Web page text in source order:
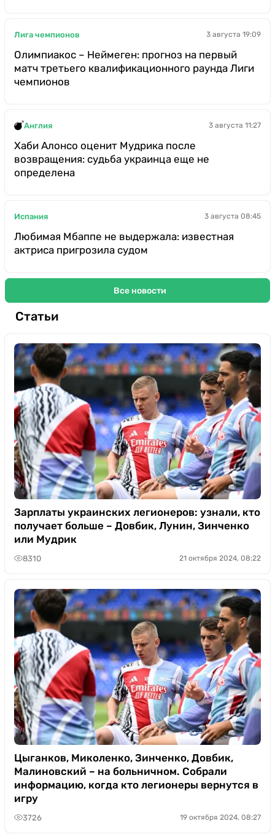
Лига чемпионов 3 августа 19:09
Олимпиакос – Неймеген: прогноз на первый
матч третьего квалификационного раунда Лиги
чемпионов
Англия 3 августа 11:27
Хаби Алонсо оценит Мудрика после
возвращения: судьба украинца еще не
определена
Испания 3 августа 08:45
Любимая Мбаппе не выдержала: известная
актриса пригрозила судом
Все новости
Статьи
Зарплаты украинских легионеров: узнали, кто
получает больше – Довбик, Лунин, Зинченко
или Мудрик
8310 21 октября 2024, 08:22
Цыганков, Миколенко, Зинченко, Довбик,
Малиновский – на больничном. Собрали
информацию, когда кто легионеры вернутся в
игру
3726 19 октября 2024, 08:27